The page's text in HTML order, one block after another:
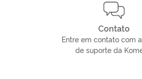
Contato
Entre em contato com
de suporte da